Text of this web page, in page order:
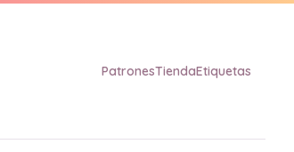
PatronesTiendaEtiquetas